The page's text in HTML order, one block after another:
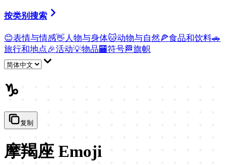
按类别搜索
😊表情与情感👋 人物与身体🐱动物与自然🍕食品和饮料🚗
旅行和地点🎉活动💡物品🏧符号🏁旗帜
♑
复制
摩羯座 Emoji